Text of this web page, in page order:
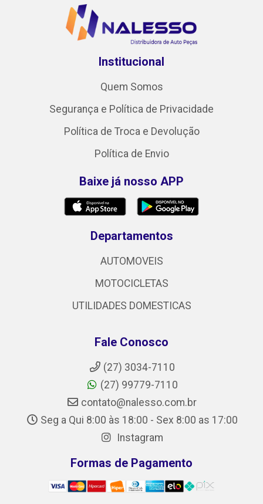
Institucional
Quem Somos
Segurança e Política de Privacidade
Política de Troca e Devolução
Política de Envio
Baixe já nosso APP
Departamentos
AUTOMOVEIS
MOTOCICLETAS
UTILIDADES DOMESTICAS
Fale Conosco
(27) 3034-7110
(27) 99779-7110
contato@nalesso.com.br
Seg a Qui 8:00 às 18:00 - Sex 8:00 as 17:00
Instagram
Formas de Pagamento